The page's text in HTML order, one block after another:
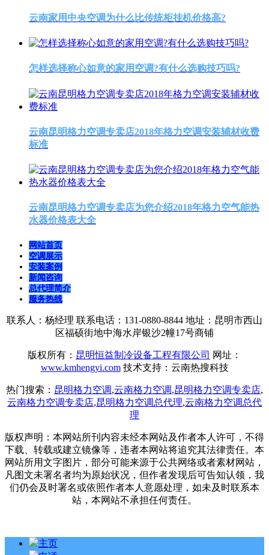
云南家用中央空调为什么比传统柜挂机价格高?
怎样选择称心如意的家用空调?有什么选购技巧吗?
云南昆明格力空调专卖店2018年格力空调安装辅材收费
标准
云南昆明格力空调专卖店为您介绍2018年格力空气能热
水器价格表大全
网站首页
空调展示
安装案例
新闻咨询
总代理简介
服务热线
联系人：杨经理 联系电话：131-0880-8844 地址：昆明市西山
区福硕街地中海水岸银沙2幢17号商铺
版权所有： 昆明恒益制冷设备工程有限公司 网址：
www.kmhengyi.com技术支持：云南热搜科技
热门搜索： 昆明格力空调,云南格力空调,昆明格力空调专卖店,
云南格力空调专卖店,昆明格力空调总代理,云南格力空调总代
理
版权声明：本网站所刊内容未经本网站及作者本人许可，不得
下载、转载或建立镜像等，违者本网站将追究其法律责任。本
网站所用文字图片，部分可能来源于公共网络或者素材网站，
凡图文未署名者均为原始状况，但作者发现后可告知认领，我
们仍会及时署名或依照作者本人意愿处理，如未及时联系本
站，本网站不承担任何责任。
主页